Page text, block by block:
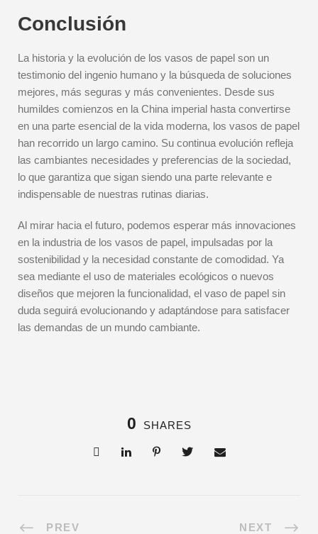
Conclusión
La historia y la evolución de los vasos de papel son un
testimonio del ingenio humano y la búsqueda de soluciones
mejores, más seguras y más convenientes. Desde sus
humildes comienzos en la China imperial hasta convertirse
en una parte esencial de la vida moderna, los vasos de papel
han recorrido un largo camino. Su continua evolución refleja
las cambiantes necesidades y preferencias de la sociedad,
lo que garantiza que sigan siendo una parte relevante e
indispensable de nuestras rutinas diarias.
Al mirar hacia el futuro, podemos esperar más innovaciones
en la industria de los vasos de papel, impulsadas por la
sostenibilidad y la necesidad constante de comodidad. Ya
sea mediante el uso de materiales ecológicos o nuevos
diseños que mejoren la funcionalidad, el vaso de papel sin
duda seguirá evolucionando y adaptándose para satisfacer
las demandas de un mundo cambiante.
0 SHARES
PREV NEXT